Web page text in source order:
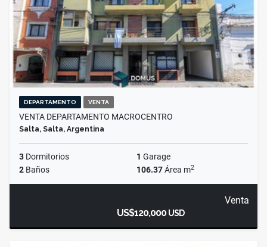
DEPARTAMENTO VENTA
VENTA DEPARTAMENTO MACROCENTRO
Salta, Salta, Argentina
3 Dormitorios 1 Garage
2 Baños 106.37Área m2
Venta
US$120,000USD